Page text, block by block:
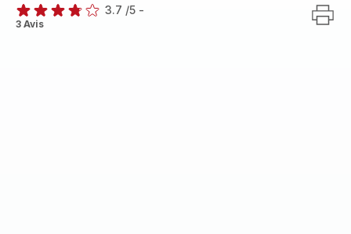
ratings.3.7
3.7 /5 -
3 Avis